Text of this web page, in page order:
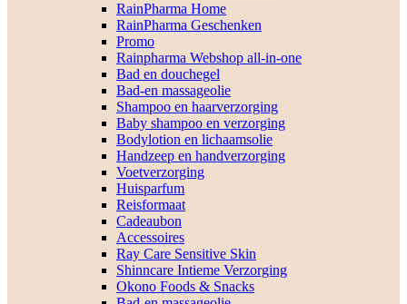
RainPharma Home
RainPharma Geschenken
Promo
Rainpharma Webshop all-in-one
Bad en douchegel
Bad-en massageolie
Shampoo en haarverzorging
Baby shampoo en verzorging
Bodylotion en lichaamsolie
Handzeep en handverzorging
Voetverzorging
Huisparfum
Reisformaat
Cadeaubon
Accessoires
Ray Care Sensitive Skin
Shinncare Intieme Verzorging
Okono Foods & Snacks